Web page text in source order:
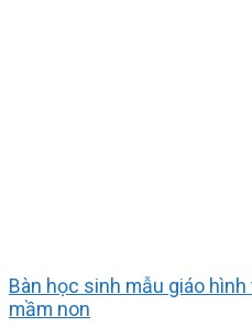
Bàn học sinh mẫu giáo
mầm non